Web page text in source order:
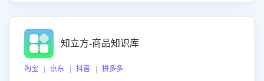
知立方-商品知识库
淘宝 | 京东 | 抖音 | 拼多多